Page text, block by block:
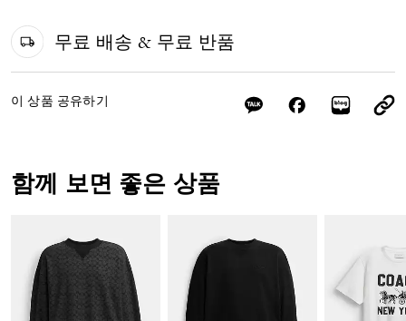
무료 배송 & 무료 반품
이 상품 공유하기
함께 보면 좋은 상품